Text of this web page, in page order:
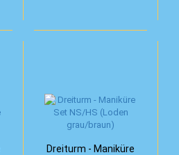
Dreiturm - Maniküre